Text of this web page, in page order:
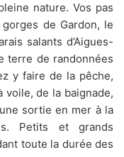
nature. Vos pas
de Gardon, le
salants d’Aigues-
terre de randonnées
y faire de la pêche,
de la baignade,
sortie en mer à la
Petits et grands
toute la durée des